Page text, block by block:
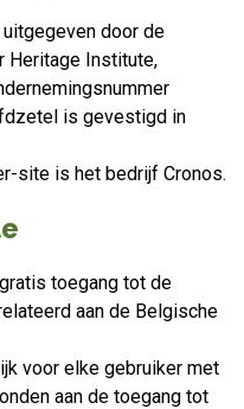
door de
Heritage Institute,
is gevestigd in
site is het bedrijf Cronos.
toegang tot de
aan de Belgische
voor elke gebruiker met
aan de toegang tot